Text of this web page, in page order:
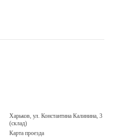
Харьков, ул. Константина Калинина, 3
(склад)
Карта проезда